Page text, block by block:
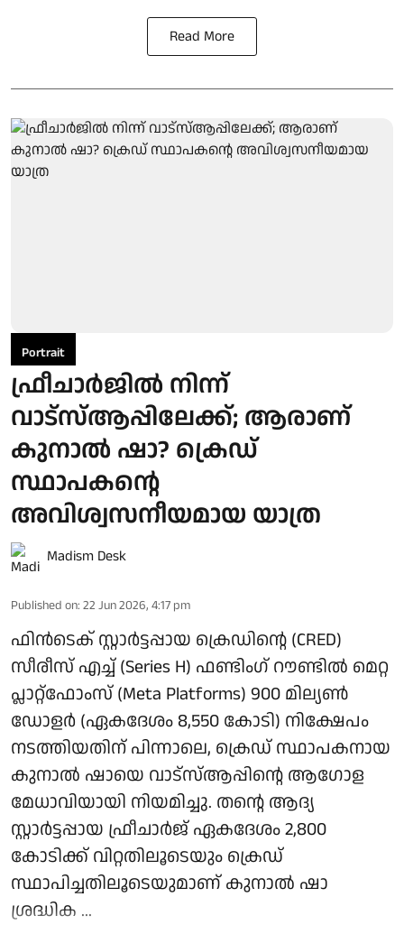
Read More
Portrait
ഫ്രീചാര്‍ജില്‍ നിന്ന്
വാട്‌സ്ആപ്പിലേക്ക്; ആരാണ്
കുനാല്‍ ഷാ? ക്രെഡ്
സ്ഥാപകന്റെ
അവിശ്വസനീയമായ യാത്ര
Madism Desk
Published on: 22 Jun 2026, 4:17 pm
ഫിന്‍ടെക് സ്റ്റാര്‍ട്ടപ്പായ ക്രെഡിന്റെ (CRED)
സീരീസ് എച്ച് (Series H) ഫണ്ടിംഗ് റൗണ്ടില്‍ മെറ്റ
പ്ലാറ്റ്ഫോംസ് (Meta Platforms) 900 മില്യണ്‍
ഡോളര്‍ (ഏകദേശം 8,550 കോടി) നിക്ഷേപം
നടത്തിയതിന് പിന്നാലെ, ക്രെഡ് സ്ഥാപകനായ
കുനാല്‍ ഷായെ വാട്‌സ്ആപ്പിന്റെ ആഗോള
മേധാവിയായി നിയമിച്ചു. തന്റെ ആദ്യ
സ്റ്റാര്‍ട്ടപ്പായ ഫ്രീചാര്‍ജ് ഏകദേശം 2,800
കോടിക്ക് വിറ്റതിലൂടെയും ക്രെഡ്
സ്ഥാപിച്ചതിലൂടെയുമാണ് കുനാല്‍ ഷാ
ശ്രദ്ധിക ...